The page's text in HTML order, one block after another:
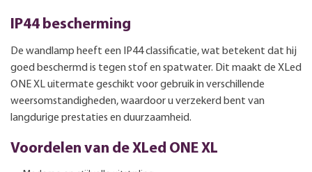
IP44 bescherming
De wandlamp heeft een IP44 classificatie, wat betekent dat hij
goed beschermd is tegen stof en spatwater. Dit maakt de XLed
ONE XL uitermate geschikt voor gebruik in verschillende
weersomstandigheden, waardoor u verzekerd bent van
langdurige prestaties en duurzaamheid.
Voordelen van de XLed ONE XL